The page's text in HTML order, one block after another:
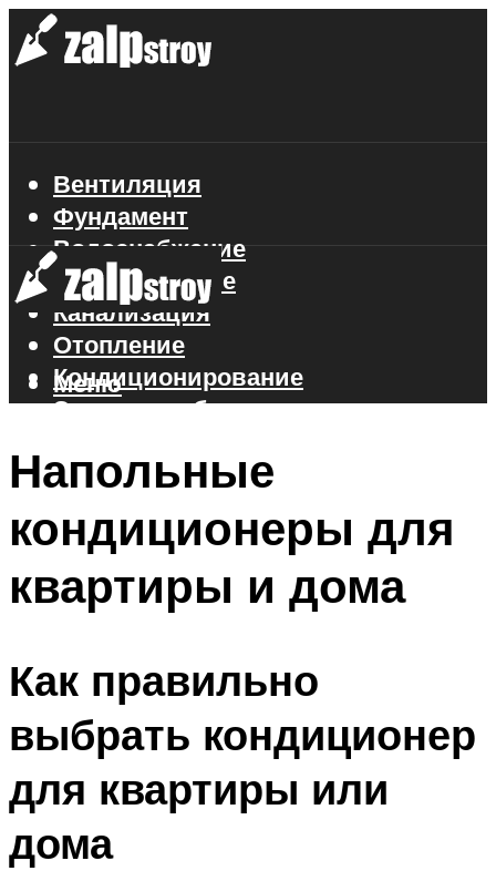
Вентиляция
Фундамент
Водоснабжение
Газоснабжение
Канализация
Отопление
Кондиционирование
Электроснабжение
Меню
Меню
Напольные
кондиционеры для
квартиры и дома
Как правильно
выбрать кондиционер
для квартиры или
дома